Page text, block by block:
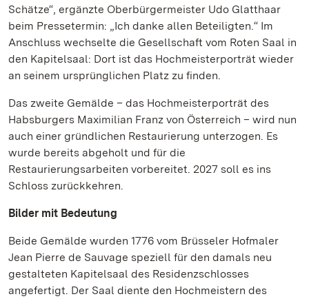
Schätze“, ergänzte Oberbürgermeister Udo Glatthaar
beim Pressetermin: „Ich danke allen Beteiligten.“ Im
Anschluss wechselte die Gesellschaft vom Roten Saal in
den Kapitelsaal: Dort ist das Hochmeisterporträt wieder
an seinem ursprünglichen Platz zu finden.
Das zweite Gemälde – das Hochmeisterporträt des
Habsburgers Maximilian Franz von Österreich – wird nun
auch einer gründlichen Restaurierung unterzogen. Es
wurde bereits abgeholt und für die
Restaurierungsarbeiten vorbereitet. 2027 soll es ins
Schloss zurückkehren.
Bilder mit Bedeutung
Beide Gemälde wurden 1776 vom Brüsseler Hofmaler
Jean Pierre de Sauvage speziell für den damals neu
gestalteten Kapitelsaal des Residenzschlosses
angefertigt. Der Saal diente den Hochmeistern des